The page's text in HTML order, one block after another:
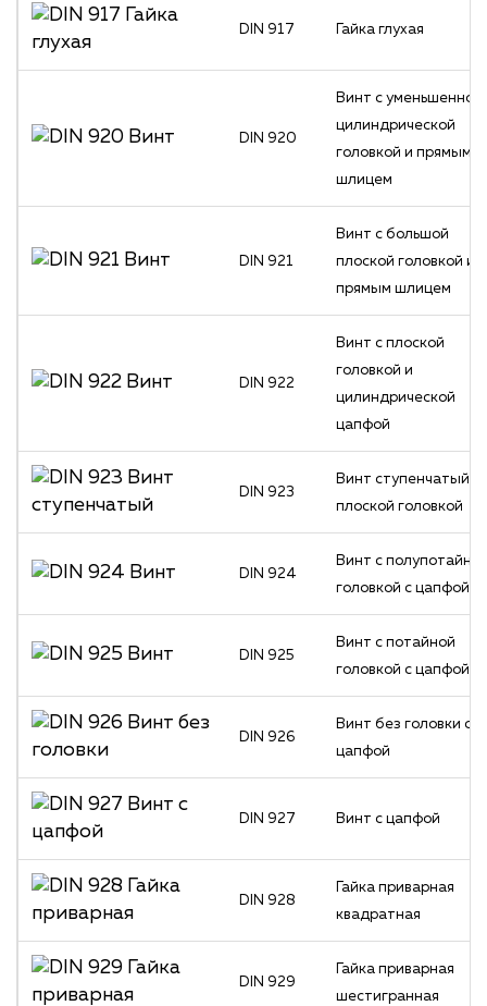
DIN 917 Гайка глухая
DIN 920
Винт с уменьшенной
цилиндрической
головкой и прямым
шлицем
DIN 921
Винт с большой
плоской головкой и
прямым шлицем
DIN 922
Винт с плоской
головкой и
цилиндрической
цапфой
DIN 923
Винт ступенчатый с
плоской головкой
DIN 924
Винт с
головкой с цапфой
DIN 925
Винт с потайной
головкой с цапфой
DIN 926
Винт без головки с
цапфой
DIN 927 Винт с цапфой
DIN 928
Гайка приварная
квадратная
DIN 929
Гайка приварная
шестигранная